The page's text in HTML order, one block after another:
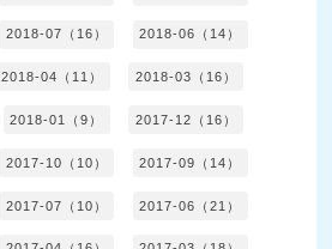
2018-07（16） 2018-06（14）
2018-04（11） 2018-03（16）
2018-01（9） 2017-12（16）
2017-10（10） 2017-09（14）
2017-07（10） 2017-06（21）